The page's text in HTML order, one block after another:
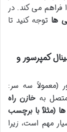
می کند. در
ها توجه کنید تا
کمپرسور و
(معمولاً سه سر:
به خازن راه
(مثلاً با برچسب
مهم است، زیرا